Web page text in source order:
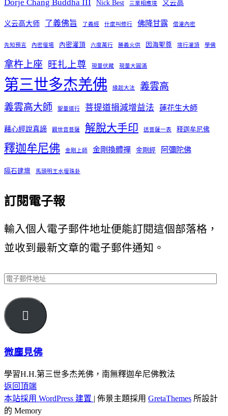
Dorje Chang Buddha III Nick Best 三業相應境 义云高
义云高大师 了義佛旨 了義經 什麼叫修行 佛降甘露 借灌內密
先知預言 內密壇場 內密灌頂 六度萬行 勝義火供 因海聖尊 境行灌頂 學佛
拿杵上座 旺扎上尊 現量伏藏 現量大圓滿
第三世多杰羌佛 緣起大法
義雲高
義雲高大師
聖量道行 菩提道損減增益法 蓮花生大師
藉心經說真諦 觀世音菩薩 解脫大手印 送菩薩一表 释迦牟尼佛
釋迦牟尼佛 金剛上師 金剛換體禪 金剛經 阿彌陀佛
隔石建壇 馬頭明王水壇珠卦
訂閱電子報
輸入個人電子郵件地址便能訂閱這個部落格，
並收到最新文章的電子郵件通知。
電
郵
件
地
址

微塵見佛
學習H.H.第三世多杰羌佛，南無釋迦牟尼佛教法
返回頂端
本站採用 WordPress 建置 | 佈景主題採用 GretaThemes 所設計
的 Memory